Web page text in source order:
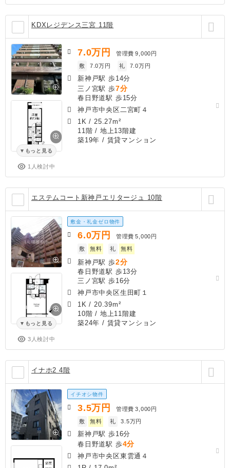
KDXレジデンス三宮 11階
もっと見る
1人検討中
7.0万円 管理費 9,000円
敷
7.0万円 礼 7.0万円
新神戸駅 歩14分
三ノ宮駅 歩7分
春日野道駅 歩15分
神戸市中央区二宮町４
1K / 25.27m²
11階 / 地上13階建
築19年 / 賃貸マンション
エステムコート新神戸エリタージュ 10階
もっと見る
3人検討中
敷金・礼金ゼロ物件
6.0万円 管理費 5,000円
敷
無料 礼 無料
新神戸駅 歩2分
春日野道駅 歩13分
三ノ宮駅 歩16分
神戸市中央区生田町１
1K / 20.39m²
10階 / 地上11階建
築24年 / 賃貸マンション
イナホ2 4階
イチオシ物件
3.5万円 管理費 3,000円
敷
無料 礼 3.5万円
新神戸駅 歩16分
春日野道駅 歩4分
神戸市中央区東雲通４